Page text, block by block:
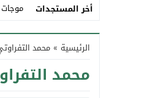
أخر المستجدات
موجات
Stop
Next
الرئيسية » محمد
محمد